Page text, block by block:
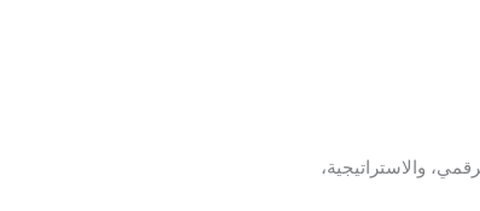
والاستراتيجية،